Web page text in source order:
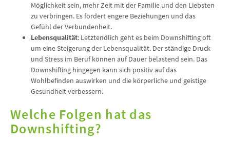
Möglichkeit sein, mehr Zeit mit der Familie und den Liebsten
zu verbringen. Es fördert engere Beziehungen und das
Gefühl der Verbundenheit.
Lebensqualität: Letztendlich geht es beim Downshifting oft
um eine Steigerung der Lebensqualität. Der ständige Druck
und Stress im Beruf können auf Dauer belastend sein. Das
Downshifting hingegen kann sich positiv auf das
Wohlbefinden auswirken und die körperliche und geistige
Gesundheit verbessern.
Welche Folgen hat das
Downshifting?